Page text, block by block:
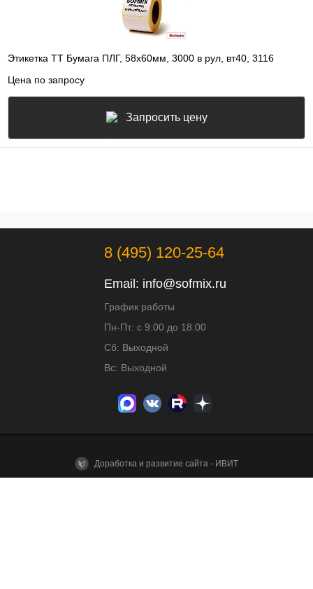
Этикетка ТТ Бумага ПЛГ, 58х60мм, 3000 в рул, вт40, 3116
Цена по запросу
Запросить цену
8 (495) 120-25-64
Email: info@sofmix.ru
График работы
Пн-Пт: с 9:00 до 18:00
Сб: Выходной
Вс: Выходной
Доработка и развитие сайта - ИВИТ